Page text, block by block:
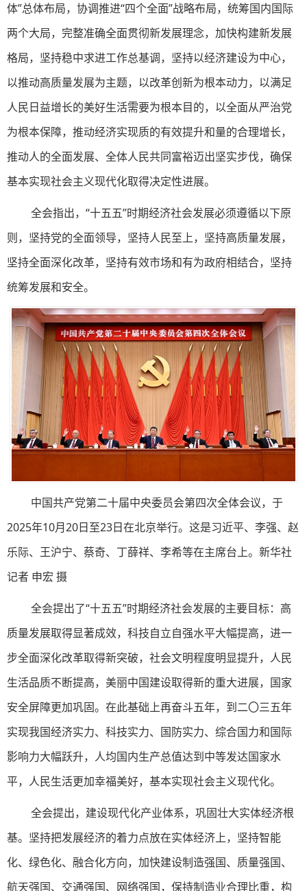
体”总体布局，协调推进“四个全面”战略布局，统筹国内国际
两个大局，完整准确全面贯彻新发展理念，加快构建新发展
格局，坚持稳中求进工作总基调，坚持以经济建设为中心，
以推动高质量发展为主题，以改革创新为根本动力，以满足
人民日益增长的美好生活需要为根本目的，以全面从严治党
为根本保障，推动经济实现质的有效提升和量的合理增长，
推动人的全面发展、全体人民共同富裕迈出坚实步伐，确保
基本实现社会主义现代化取得决定性进展。
全会指出，“十五五”时期经济社会发展必须遵循以下原
则，坚持党的全面领导，坚持人民至上，坚持高质量发展，
坚持全面深化改革，坚持有效市场和有为政府相结合，坚持
统筹发展和安全。
中国共产党第二十届中央委员会第四次全体会议，于
2025年10月20日至23日在北京举行。这是习近平、李强、赵
乐际、王沪宁、蔡奇、丁薛祥、李希等在主席台上。新华社
记者 申宏 摄
全会提出了“十五五”时期经济社会发展的主要目标：高
质量发展取得显著成效，科技自立自强水平大幅提高，进一
步全面深化改革取得新突破，社会文明程度明显提升，人民
生活品质不断提高，美丽中国建设取得新的重大进展，国家
安全屏障更加巩固。在此基础上再奋斗五年，到二〇三五年
实现我国经济实力、科技实力、国防实力、综合国力和国际
影响力大幅跃升，人均国内生产总值达到中等发达国家水
平，人民生活更加幸福美好，基本实现社会主义现代化。
全会提出，建设现代化产业体系，巩固壮大实体经济根
基。坚持把发展经济的着力点放在实体经济上，坚持智能
化、绿色化、融合化方向，加快建设制造强国、质量强国、
航天强国、交通强国、网络强国，保持制造业合理比重，构